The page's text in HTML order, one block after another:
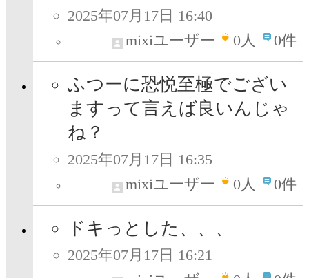
2025年07月17日 16:40
mixiユーザー
0人 0件
ふつーに恐悦至極でござい
ますって言えば良いんじゃ
ね？
2025年07月17日 16:35
mixiユーザー
0人 0件
ドキっとした、、、
2025年07月17日 16:21